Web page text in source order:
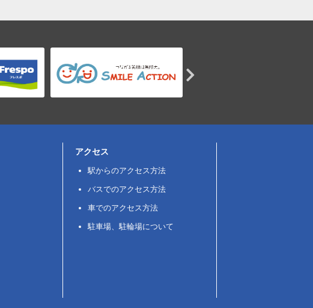
アクセス
駅からのアクセス方法
バスでのアクセス方法
車でのアクセス方法
駐車場、駐輪場について